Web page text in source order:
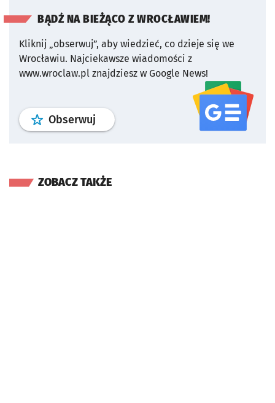
BĄDŹ NA BIEŻĄCO Z WROCŁAWIEM!
Kliknij „obserwuj”, aby wiedzieć, co dzieje się we
Wrocławiu. Najciekawsze wiadomości z
www.wroclaw.pl znajdziesz w Google News!
Obserwuj profil serwisu
ZOBACZ TAKŻE